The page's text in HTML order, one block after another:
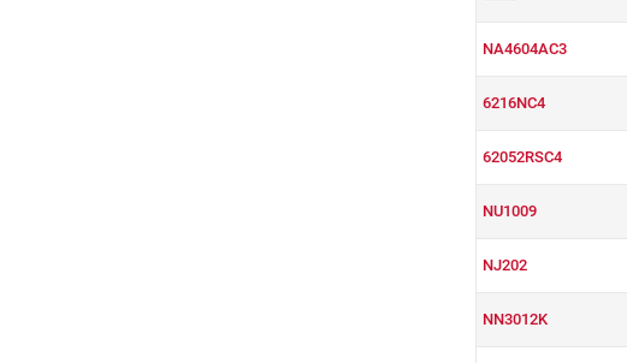
NA4604AC3
6216NC4
62052RSC4
NU1009
NJ202
NN3012K